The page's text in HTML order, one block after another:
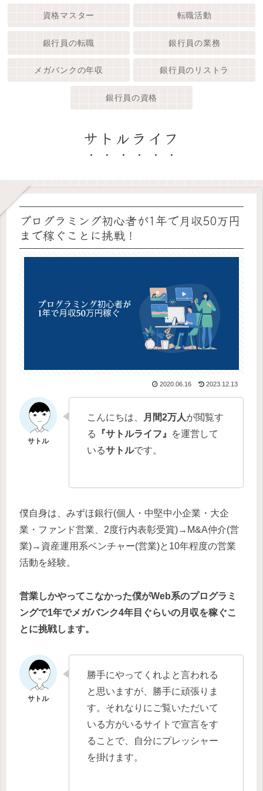
サトルライフ
資格マスター 転職活動
銀行員の転職 銀行員の業務
メガバンクの年収 銀行員のリストラ
銀行員の資格
プログラミング初心者が1年で月収50万円
まで稼ぐことに挑戦！
2020.06.16 2023.12.13
こんにちは、 月間2万人が閲覧す
る
『サトルライフ』
を運営して
いるサトルです。
僕自身は、みずほ銀行(個人・中堅中小企業・大企
業・ファンド営業、2度行内表彰受賞)→M&A仲介(営
業)→資産運用系ベンチャー(営業)と10年程度の営業
活動を経験。
営業しかやってこなかった僕がWeb系のプログラミ
ングで1年でメガバンク4年目ぐらいの月収を稼ぐこ
とに挑戦します。
勝手にやってくれよと言われる
と思いますが、勝手に頑張りま
す。それなりにご覧いただいて
いる方がいるサイトで宣言をす
ることで、自分にプレッシャー
を掛けます。